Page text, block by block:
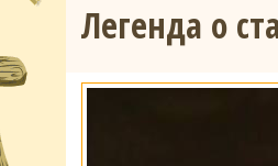
Легенда о